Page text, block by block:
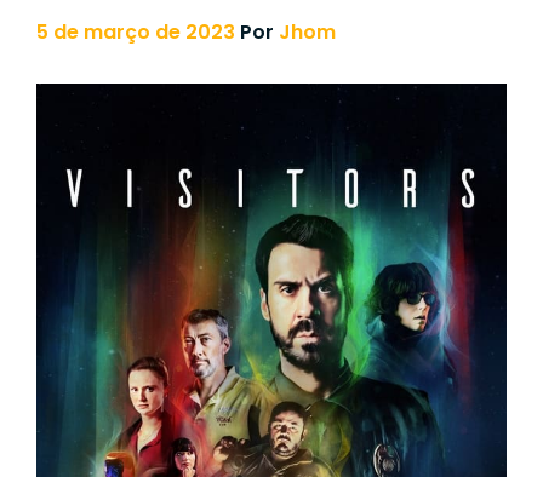
5 de março de 2023 Por Jhom